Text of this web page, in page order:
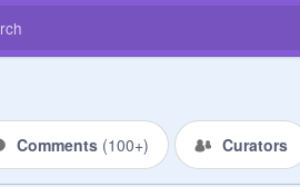
Comments (100+) Curators